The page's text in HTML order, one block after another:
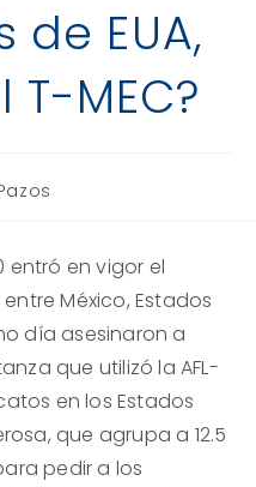
de EUA,
MEC?
entró en vigor el
México, Estados
día asesinaron a
que utilizó la AFL-
en los Estados
que agrupa a 12.5
pedir a los